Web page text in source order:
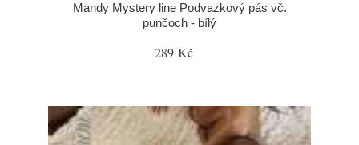
Mandy Mystery line Podvazkový pás vč.
punčoch - bílý
289 Kč